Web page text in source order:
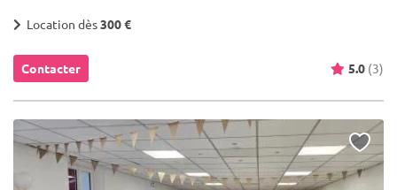
Location dès300 €
Contacter 5.0 (3)